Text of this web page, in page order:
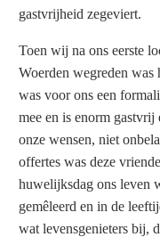
gastvrijheid zegeviert.
Toen wij na ons eerste
Woerden wegreden
was voor ons een
mee en is enorm gastvrij
onze wensen, niet
offertes was deze
huwelijksdag ons leven
gemêleerd en in de
wat levensgenieters bij,